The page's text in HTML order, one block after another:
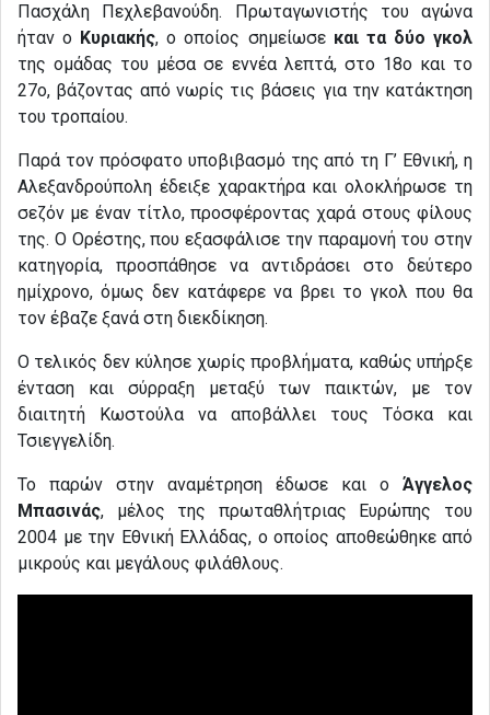
Πασχάλη Πεχλεβανούδη. Πρωταγωνιστής του αγώνα
ήταν ο Κυριακής, ο οποίος σημείωσε και τα δύο γκολ
της ομάδας του μέσα σε εννέα λεπτά, στο 18ο και το
27ο, βάζοντας από νωρίς τις βάσεις για την κατάκτηση
του τροπαίου.
Παρά τον πρόσφατο υποβιβασμό της από τη Γ’ Εθνική, η
Αλεξανδρούπολη έδειξε χαρακτήρα και ολοκλήρωσε τη
σεζόν με έναν τίτλο, προσφέροντας χαρά στους φίλους
της. Ο Ορέστης, που εξασφάλισε την παραμονή του στην
κατηγορία, προσπάθησε να αντιδράσει στο δεύτερο
ημίχρονο, όμως δεν κατάφερε να βρει το γκολ που θα
τον έβαζε ξανά στη διεκδίκηση.
Ο τελικός δεν κύλησε χωρίς προβλήματα, καθώς υπήρξε
ένταση και σύρραξη μεταξύ των παικτών, με τον
διαιτητή Κωστούλα να αποβάλλει τους Τόσκα και
Τσιεγγελίδη.
Το παρών στην αναμέτρηση έδωσε και ο Άγγελος
Μπασινάς, μέλος της πρωταθλήτριας Ευρώπης του
2004 με την Εθνική Ελλάδας, ο οποίος αποθεώθηκε από
μικρούς και μεγάλους φιλάθλους.